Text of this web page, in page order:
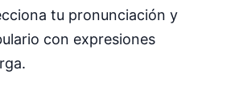
tu pronunciación y
con expresiones